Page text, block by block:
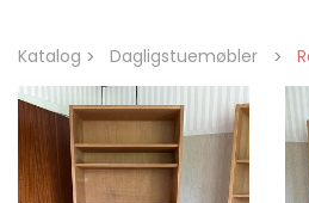
Katalog Dagligstuemøbler